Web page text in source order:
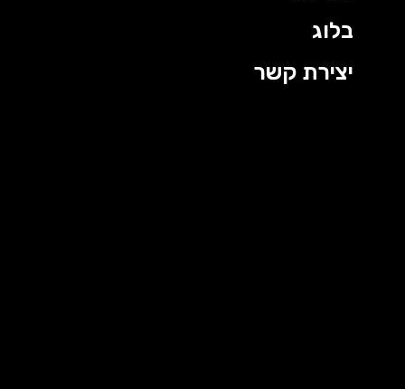
בלוג
יצירת קשר